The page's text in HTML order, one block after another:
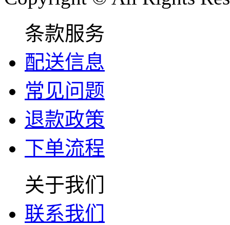
条款服务
配送信息
常见问题
退款政策
下单流程
关于我们
联系我们